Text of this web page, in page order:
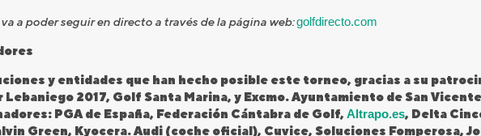
a poder seguir en directo a través de la página web:golfdirecto.com
y entidades que han hecho posible este torneo, gracias a su
Lebaniego 2017, Golf Santa Marina, y Excmo. Ayuntamiento de San
PGA de España, Federación Cántabra de Golf, Altrapo.es, Delta
Green, Kyocera. Audi (coche oficial), Cuvice, Soluciones Fomperosa,